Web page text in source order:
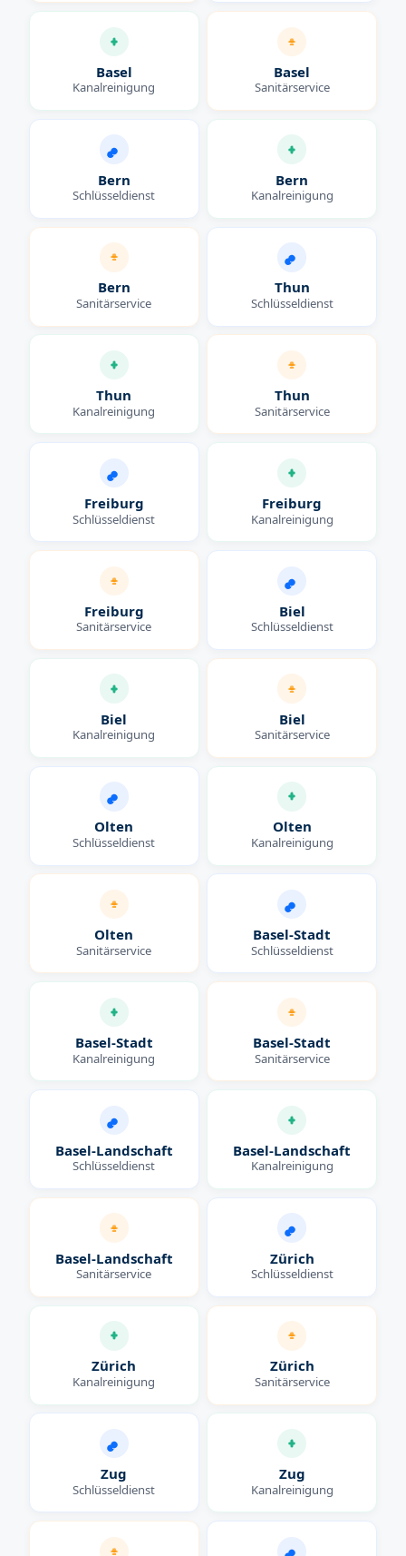
Basel
Kanalreinigung
Basel
Sanitärservice
Bern
Schlüsseldienst
Bern
Kanalreinigung
Bern
Sanitärservice
Thun
Schlüsseldienst
Thun
Kanalreinigung
Thun
Sanitärservice
Freiburg
Schlüsseldienst
Freiburg
Kanalreinigung
Freiburg
Sanitärservice
Biel
Schlüsseldienst
Biel
Kanalreinigung
Biel
Sanitärservice
Olten
Schlüsseldienst
Olten
Kanalreinigung
Olten
Sanitärservice
Basel-Stadt
Schlüsseldienst
Basel-Stadt
Kanalreinigung
Basel-Stadt
Sanitärservice
Basel-Landschaft
Schlüsseldienst
Basel-Landschaft
Kanalreinigung
Basel-Landschaft
Sanitärservice
Zürich
Schlüsseldienst
Zürich
Kanalreinigung
Zürich
Sanitärservice
Zug
Schlüsseldienst
Zug
Kanalreinigung